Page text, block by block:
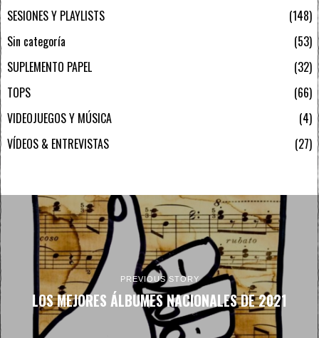
SESIONES Y PLAYLISTS
148
Sin categoría
53
SUPLEMENTO PAPEL
32
TOPS
66
VIDEOJUEGOS Y MÚSICA
4
VÍDEOS & ENTREVISTAS
27
PREVIOUS STORY
LOS MEJORES ÁLBUMES NACIONALES DE 2021